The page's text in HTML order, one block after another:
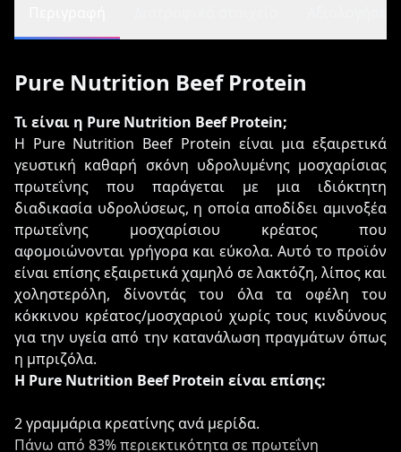
Pure Nutrition Beef Protein
Τι είναι η Pure Nutrition Beef Protein;
Η Pure Nutrition Beef Protein είναι μια εξαιρετικά
γευστική καθαρή σκόνη υδρολυμένης μοσχαρίσιας
πρωτεΐνης που παράγεται με μια ιδιόκτητη
διαδικασία υδρολύσεως, η οποία αποδίδει αμινοξέα
πρωτεΐνης μοσχαρίσιου κρέατος που
αφομοιώνονται γρήγορα και εύκολα. Αυτό το προϊόν
είναι επίσης εξαιρετικά χαμηλό σε λακτόζη, λίπος και
χοληστερόλη, δίνοντάς του όλα τα οφέλη του
κόκκινου κρέατος/μοσχαριού χωρίς τους κινδύνους
για την υγεία από την κατανάλωση πραγμάτων όπως
η μπριζόλα.
Η Pure Nutrition Beef Protein είναι επίσης:
2 γραμμάρια κρεατίνης ανά μερίδα.
Πάνω από 83% περιεκτικότητα σε πρωτεΐνη